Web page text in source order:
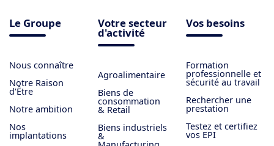
Le Groupe
Nous connaître
Notre Raison
d'Être
Notre ambition
Nos
implantations
Votre secteur
d'activité
Agroalimentaire
Biens de
consommation
& Retail
Biens industriels
&
Vos besoins
Formation
professionnelle et
sécurité au travail
Rechercher une
prestation
Testez et certifiez
vos EPI